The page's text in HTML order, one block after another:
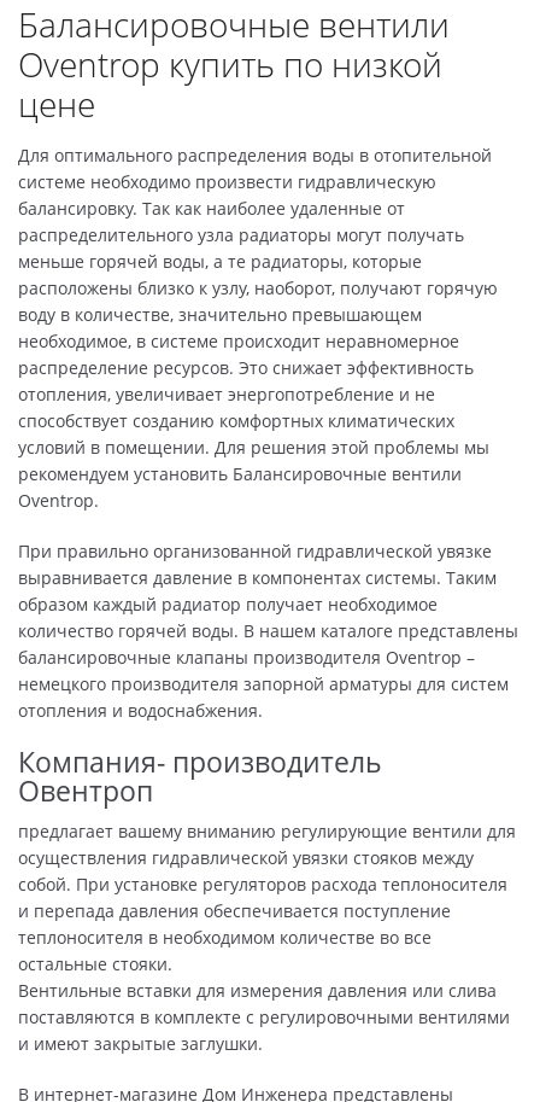
Балансировочные вентили
Oventrop купить по низкой
цене
Для оптимального распределения воды в отопительной
системе необходимо произвести гидравлическую
балансировку. Так как наиболее удаленные от
распределительного узла радиаторы могут получать
меньше горячей воды, а те радиаторы, которые
расположены близко к узлу, наоборот, получают горячую
воду в количестве, значительно превышающем
необходимое, в системе происходит неравномерное
распределение ресурсов. Это снижает эффективность
отопления, увеличивает энергопотребление и не
способствует созданию комфортных климатических
условий в помещении. Для решения этой проблемы мы
рекомендуем установить Балансировочные вентили
Oventrop.
При правильно организованной гидравлической увязке
выравнивается давление в компонентах системы. Таким
образом каждый радиатор получает необходимое
количество горячей воды. В нашем каталоге представлены
балансировочные клапаны производителя Oventrop –
немецкого производителя запорной арматуры для систем
отопления и водоснабжения.
Компания- производитель
Овентроп
предлагает вашему вниманию регулирующие вентили для
осуществления гидравлической увязки стояков между
собой. При установке регуляторов расхода теплоносителя
и перепада давления обеспечивается поступление
теплоносителя в необходимом количестве во все
остальные стояки.
Вентильные вставки для измерения давления или слива
поставляются в комплекте с регулировочными вентилями
и имеют закрытые заглушки.
В интернет-магазине Дом Инженера представлены